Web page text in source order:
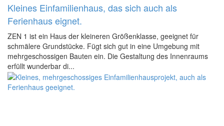
Kleines Einfamilienhaus, das sich auch als
Ferienhaus eignet.
ZEN 1 ist ein Haus der kleineren Größenklasse, geeignet für
schmälere Grundstücke. Fügt sich gut in eine Umgebung mit
mehrgeschossigen Bauten ein. Die Gestaltung des Innenraums
erfüllt wunderbar di...